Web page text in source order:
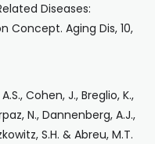
Diseases:
Aging Dis, 10,
Cohen, J., Breglio, K.,
N., Dannenberg, A.J.,
S.H. & Abreu, M.T.